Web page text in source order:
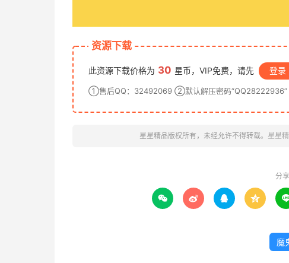
资源下载
此资源下载价格为 30 星币，VIP免费，请先 登录
①售后QQ：32492069 ②默认解压密码“QQ28222936”
星星精品版权所有，未经允许不得转载。 星星
分
   
魔